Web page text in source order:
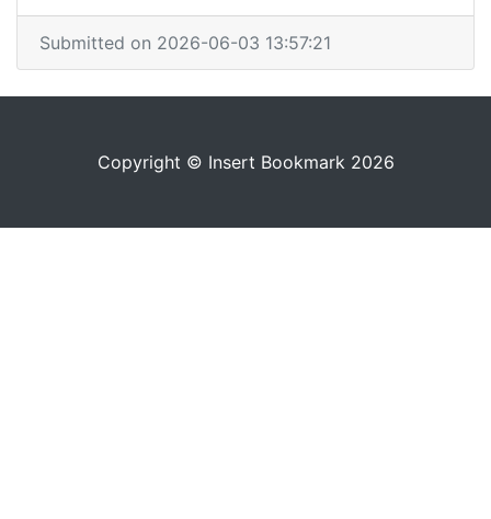
Submitted on 2026-06-03 13:57:21
Copyright © Insert Bookmark 2026